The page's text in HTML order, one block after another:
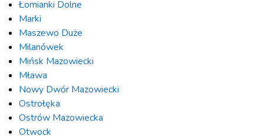
Łomianki Dolne
Marki
Maszewo Duże
Milanówek
Mińsk Mazowiecki
Mława
Nowy Dwór Mazowiecki
Ostrołęka
Ostrów Mazowiecka
Otwock